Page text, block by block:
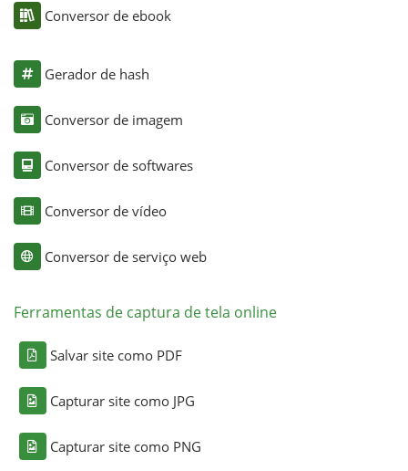
Conversor de ebook
Gerador de hash
Conversor de imagem
Conversor de softwares
Conversor de vídeo
Conversor de serviço web
Ferramentas de captura de tela online
Salvar site como PDF
Capturar site como JPG
Capturar site como PNG